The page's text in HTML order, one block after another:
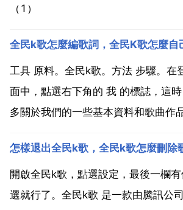
（1）
全民k歌怎麼編歌詞，全民K歌怎麼自
工具 原料。全民k歌。方法 步驟。在
面中，點選右下角的 我 的標誌，這
多關於我們的一些基本資料和歌曲作
名字，最好想個能吸引人的，這樣我
到很多的人氣。然後為自己的 設定一
怎樣退出全民k歌，全民k歌怎麼刪除
開啟全民k歌，點選設定，最後一欄
選就行了。全民k歌 是一款由騰訊公